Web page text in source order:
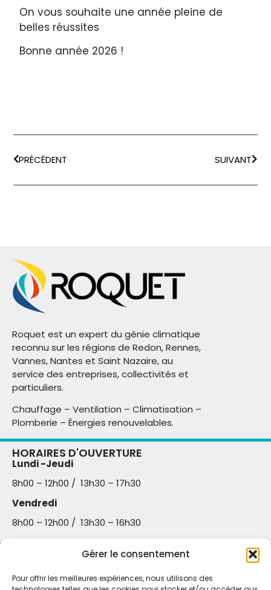
Gérer le consentement
Pour offrir les meilleures expériences, nous utilisons des
On vous souhaite une année pleine de
belles réussites
Bonne année 2026 !
PRÉCÉDENT SUIVANT
Roquet est un expert du génie climatique
reconnu sur les régions de Redon, Rennes,
Vannes, Nantes et Saint Nazaire, au
service des entreprises, collectivités et
particuliers.
Chauffage – Ventilation – Climatisation –
Plomberie – Énergies renouvelables.
HORAIRES D'OUVERTURE​
Lundi -Jeudi
8h00 – 12h00 / 13h30 – 17h30
Vendredi
8h00 – 12h00 / 13h30 – 16h30
NOUS CONTACTER​
Siège social :